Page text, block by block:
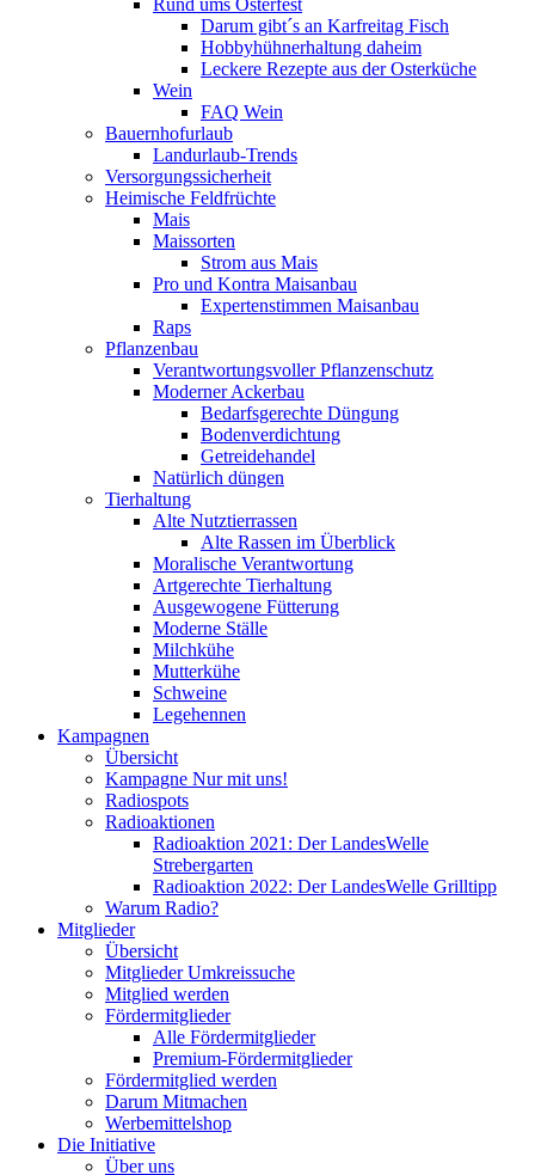
Rund ums Osterfest
Darum gibt´s an Karfreitag Fisch
Hobbyhühnerhaltung daheim
Leckere Rezepte aus der Osterküche
Wein
FAQ Wein
Bauernhofurlaub
Landurlaub-Trends
Versorgungssicherheit
Heimische Feldfrüchte
Mais
Maissorten
Strom aus Mais
Pro und Kontra Maisanbau
Expertenstimmen Maisanbau
Raps
Pflanzenbau
Verantwortungsvoller Pflanzenschutz
Moderner Ackerbau
Bedarfsgerechte Düngung
Bodenverdichtung
Getreidehandel
Natürlich düngen
Tierhaltung
Alte Nutztierrassen
Alte Rassen im Überblick
Moralische Verantwortung
Artgerechte Tierhaltung
Ausgewogene Fütterung
Moderne Ställe
Milchkühe
Mutterkühe
Schweine
Legehennen
Kampagnen
Übersicht
Kampagne Nur mit uns!
Radiospots
Radioaktionen
Radioaktion 2021: Der LandesWelle
Strebergarten
Radioaktion 2022: Der LandesWelle Grilltipp
Warum Radio?
Mitglieder
Übersicht
Mitglieder Umkreissuche
Mitglied werden
Fördermitglieder
Alle Fördermitglieder
Premium-Fördermitglieder
Fördermitglied werden
Darum Mitmachen
Werbemittelshop
Die Initiative
Über uns